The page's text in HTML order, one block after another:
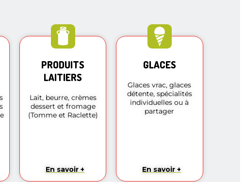
PRODUITS
LAITIERS
Lait, beurre, crèmes
dessert et fromage
(Tomme et Raclette)
En savoir +
GLACES
Glaces vrac, glaces
détente, spécialités
individuelles ou à
partager
En savoir +